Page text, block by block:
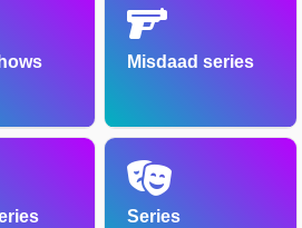
Misdaad series
Series